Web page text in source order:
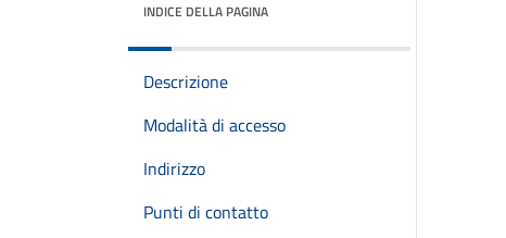
INDICE DELLA PAGINA
Descrizione
Modalità di accesso
Indirizzo
Punti di contatto